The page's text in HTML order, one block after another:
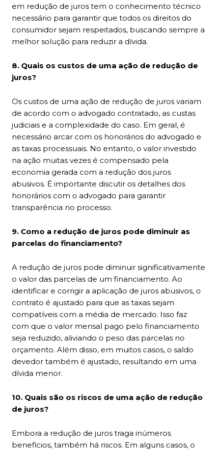
em redução de juros tem o conhecimento técnico
necessário para garantir que todos os direitos do
consumidor sejam respeitados, buscando sempre a
melhor solução para reduzir a dívida.
8. Quais os custos de uma ação de redução de
juros?
Os custos de uma ação de redução de juros variam
de acordo com o advogado contratado, as custas
judiciais e a complexidade do caso. Em geral, é
necessário arcar com os honorários do advogado e
as taxas processuais. No entanto, o valor investido
na ação muitas vezes é compensado pela
economia gerada com a redução dos juros
abusivos. É importante discutir os detalhes dos
honorários com o advogado para garantir
transparência no processo.
9. Como a redução de juros pode diminuir as
parcelas do financiamento?
A redução de juros pode diminuir significativamente
o valor das parcelas de um financiamento. Ao
identificar e corrigir a aplicação de juros abusivos, o
contrato é ajustado para que as taxas sejam
compatíveis com a média de mercado. Isso faz
com que o valor mensal pago pelo financiamento
seja reduzido, aliviando o peso das parcelas no
orçamento. Além disso, em muitos casos, o saldo
devedor também é ajustado, resultando em uma
dívida menor.
10. Quais são os riscos de uma ação de redução
de juros?
Embora a redução de juros traga inúmeros
benefícios, também há riscos. Em alguns casos, o